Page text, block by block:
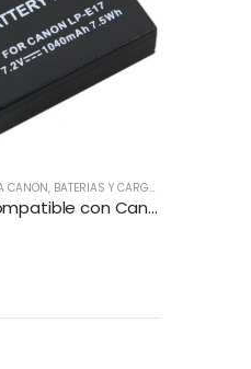
CANON, BATERIAS Y CARGADORES
Eliminador De Bateria Canon LPE12